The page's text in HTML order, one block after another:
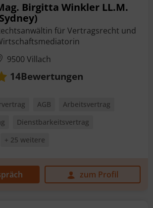
Birgitta Winkler LL.M.
für Vertragsrecht und
9500 Villach
14Bewertungen
AGB
Arbeitsvertrag
Dienstbarkeitsvertrag
+ 25 weitere
zum Profil